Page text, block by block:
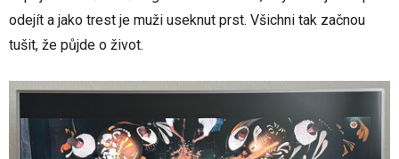
odejít a jako trest je muži useknut prst. Všichni tak začnou
tušit, že půjde o život.